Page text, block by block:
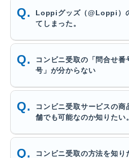
Loppiグッズ（@Loppi）
てしまった。
コンビニ受取の「問合せ番
号」が分からない
コンビニ受取サービスの
舗でも可能なのか知りたい。
コンビニ受取の方法を知り